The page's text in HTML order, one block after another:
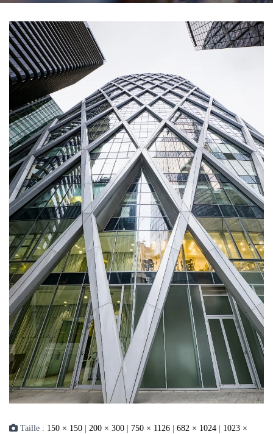
Taille : 150 × 150 200 × 300 750 × 1126 682 × 1024
1023 ×